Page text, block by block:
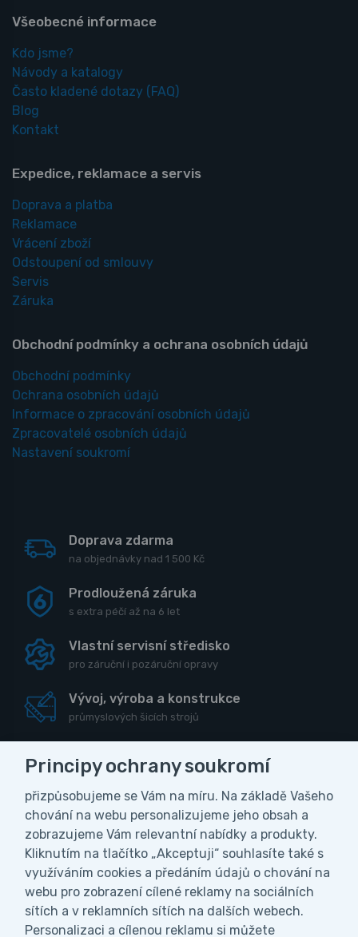
Vážení zákazníci, z důvodu čerpání
celozávodní dovolené bude naše firma ve
dnech od 27.7. do 9.8.2026 uzavřena. V
tomto období nebudeme vyřizovat ani
odesílat objednávky. Všechny objednávky
Všeobecné informace
Kdo jsme?
Návody a katalogy
Často kladené dotazy (FAQ)
Blog
Kontakt
Expedice, reklamace a servis
Doprava a platba
Reklamace
Vrácení zboží
Odstoupení od smlouvy
Servis
Záruka
Obchodní podmínky a ochrana osobních údajů
Obchodní podmínky
Ochrana osobních údajů
Informace o zpracování osobních údajů
Zpracovatelé osobních údajů
Nastavení soukromí
Doprava zdarma
na objednávky nad 1 500 Kč
Prodloužená záruka
s extra péčí až na 6 let
Vlastní servisní středisko
pro záruční i pozáruční opravy
Vývoj, výroba a konstrukce
průmyslových šicích strojů
CZK
Obchodní podmínky
Ochrana osobních údajů
Nastavení soukromí
Principy ochrany soukromí
přizpůsobujeme se Vám na míru. Na základě Vašeho
chování na webu personalizujeme jeho obsah a
zobrazujeme Vám relevantní nabídky a produkty.
Kliknutím na tlačítko „Akceptuji“ souhlasíte také s
využíváním cookies a předáním údajů o chování na
webu pro zobrazení cílené reklamy na sociálních
sítích a v reklamních sítích na dalších webech.
Personalizaci a cílenou reklamu si můžete